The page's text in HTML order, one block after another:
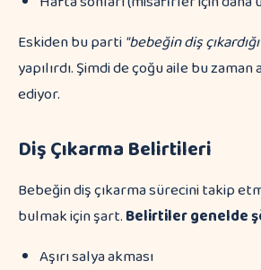
Eskiden bu parti"bebeğin diş
yapılırdı. Şimdi de çoğu aile bu zaman
ediyor.
Diş Çıkarma Belirtileri
Bebeğin diş çıkarma sürecini takip
bulmak için şart.Belirtiler genelde
Aşırı salya akması